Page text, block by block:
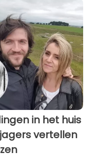
in het huis
vertellen